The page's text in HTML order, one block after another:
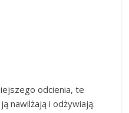
odcienia, te
nawilżają i odżywiają.